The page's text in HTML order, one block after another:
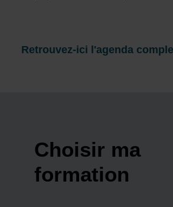
Retrouvez-ici l'agenda
Choisir ma
formation